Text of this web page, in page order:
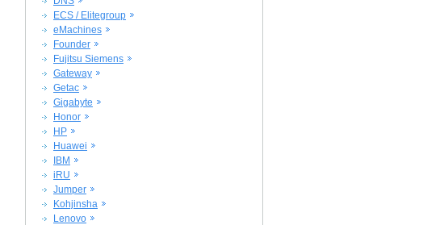
ECS / Elitegroup
eMachines
Founder
Fujitsu Siemens
Gateway
Getac
Gigabyte
Honor
HP
Huawei
IBM
iRU
Jumper
Kohjinsha
Lenovo